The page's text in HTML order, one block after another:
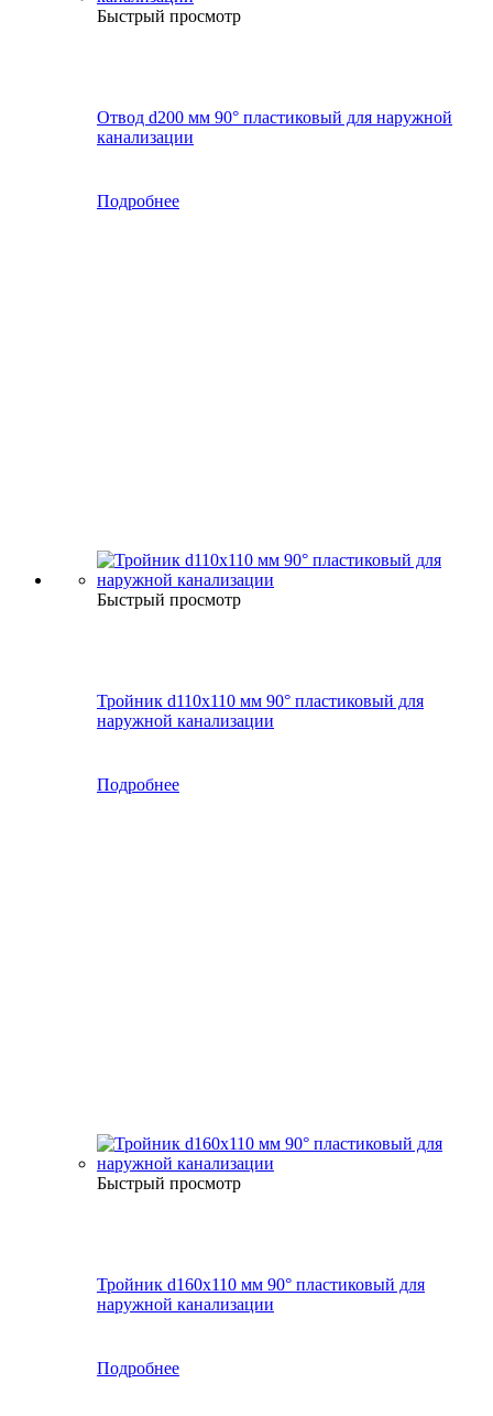
Быстрый просмотр
Отвод d200 мм 90° пластиковый для наружной
канализации
Подробнее
Быстрый просмотр
Тройник d110х110 мм 90° пластиковый для
наружной канализации
Подробнее
Быстрый просмотр
Тройник d160х110 мм 90° пластиковый для
наружной канализации
Подробнее